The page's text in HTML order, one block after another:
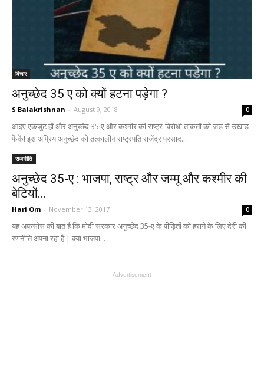
विचार
अनुच्छेद 35 ए को क्यों हटना पड़ेगा ?
S Balakrishnan - August 9, 2018 0
आइए एकजुट हों और अनुच्छेद 35 ए और कश्मीर की राष्ट्र-विरोधी ताकतों को जड़ से उखाड़
फेंकें! इस अप्रिय अनुच्छेद को तत्कालीन राष्ट्रपति राजेंद्र प्रसाद...
राजनीति
अनुच्छेद 35-ए : भाजपा, राष्ट्र और जम्मू और कश्मीर की
बेटियों...
Hari Om - November 13, 2017 0
यह अफसोस की बात है कि मोदी सरकार अनुच्छेद 35-ए के पीड़ितों को हराने के लिए देरी की
रणनीति अपना रहा है | क्या भाजपा...
- Advertisement -